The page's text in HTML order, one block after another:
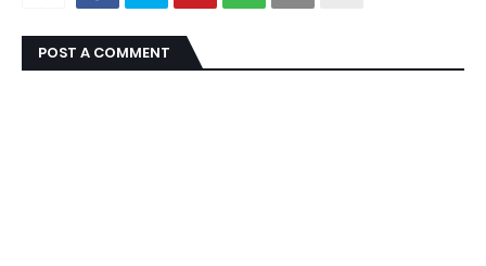
POST A COMMENT